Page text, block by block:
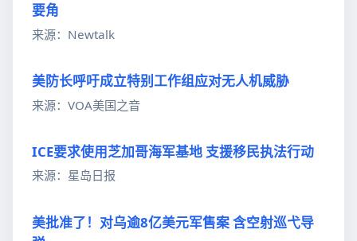
要角
来源：Newtalk
美防长呼吁成立特别工作组应对无人机威胁
来源：VOA美国之音
ICE要求使用芝加哥海军基地 支援移民执法行动
来源：星岛日报
美批准了！对乌逾8亿美元军售案 含空射巡弋导